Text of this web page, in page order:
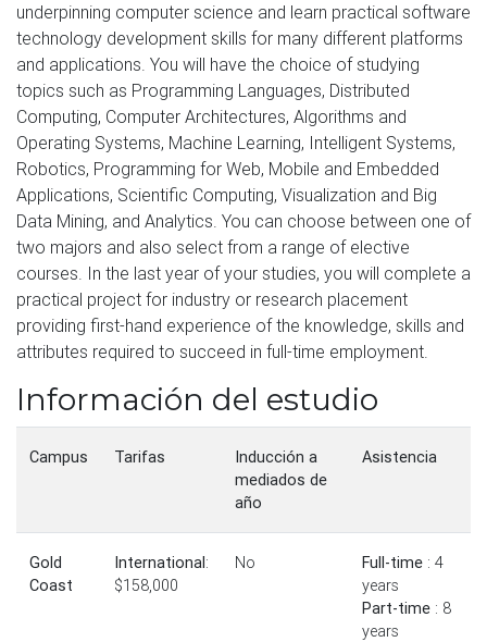
underpinning computer science and learn practical software
technology development skills for many different platforms
and applications. You will have the choice of studying
topics such as Programming Languages, Distributed
Computing, Computer Architectures, Algorithms and
Operating Systems, Machine Learning, Intelligent Systems,
Robotics, Programming for Web, Mobile and Embedded
Applications, Scientific Computing, Visualization and Big
Data Mining, and Analytics. You can choose between one of
two majors and also select from a range of elective
courses. In the last year of your studies, you will complete a
practical project for industry or research placement
providing first-hand experience of the knowledge, skills and
attributes required to succeed in full-time employment.
Información del estudio
Campus Tarifas
Inducción a
mediados de
año
Asistencia
Gold
Coast
International:
$158,000
No Full-time : 4
years
Part-time : 8
years